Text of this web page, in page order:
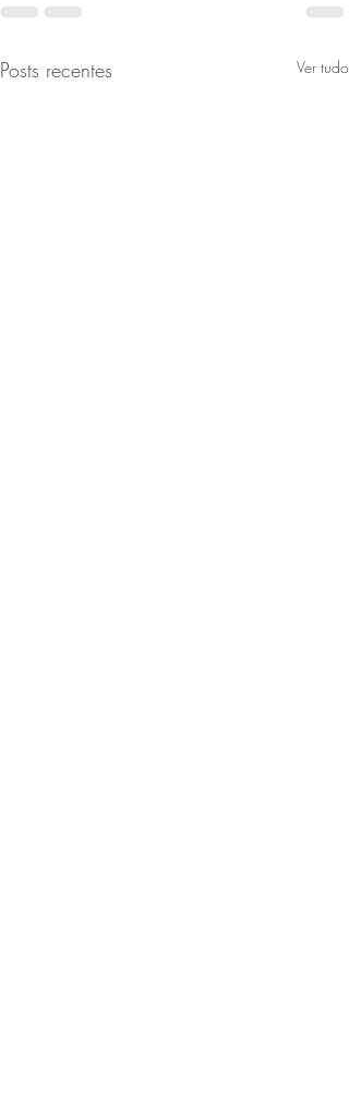
Posts recentes Ver tudo